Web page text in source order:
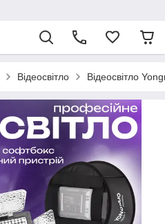
Відеосвітло Відеосвітло